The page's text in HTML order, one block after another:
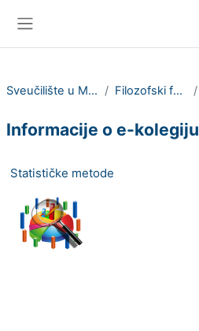
Sveučilište u Mostaru Filozofski fakultet
Informacije o e-kolegiju
Statističke metode